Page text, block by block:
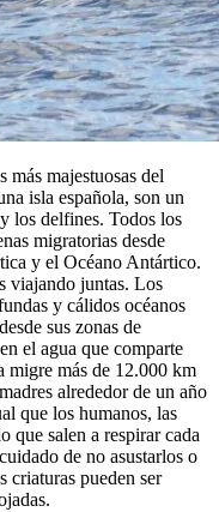
más majestuosas del
isla española, son un
los delfines. Todos los
migratorias desde
y el Océano Antártico.
viajando juntas. Los
y cálidos océanos
sus zonas de
el agua que comparte
migre más de 12.000 km
alrededor de un año
que los humanos, las
que salen a respirar cada
de no asustarlos o
criaturas pueden ser